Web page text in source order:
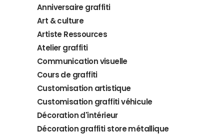
Anniversaire graffiti
Art & culture
Artiste Ressources
Atelier graffiti
Communication visuelle
Cours de graffiti
Customisation artistique
Customisation graffiti véhicule
Décoration d'intérieur
Décoration graffiti store métallique